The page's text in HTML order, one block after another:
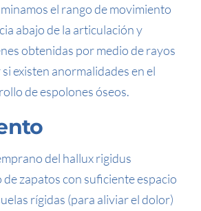
el rango de movimiento
abajo de la articulación y
obtenidas por medio de rayos
existen anormalidades en el
de espolones óseos.
del hallux rigidus
zapatos con suficiente espacio
rígidas (para aliviar el dolor)